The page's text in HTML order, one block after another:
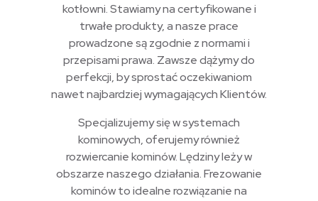
kotłowni. Stawiamy na certyfikowane i
trwałe produkty, a nasze prace
prowadzone są zgodnie z normami i
przepisami prawa. Zawsze dążymy do
perfekcji, by sprostać oczekiwaniom
nawet najbardziej wymagających Klientów.
Specjalizujemy się w systemach
kominowych, oferujemy również
rozwiercanie kominów. Lędziny leży w
obszarze naszego działania. Frezowanie
kominów to idealne rozwiązanie na